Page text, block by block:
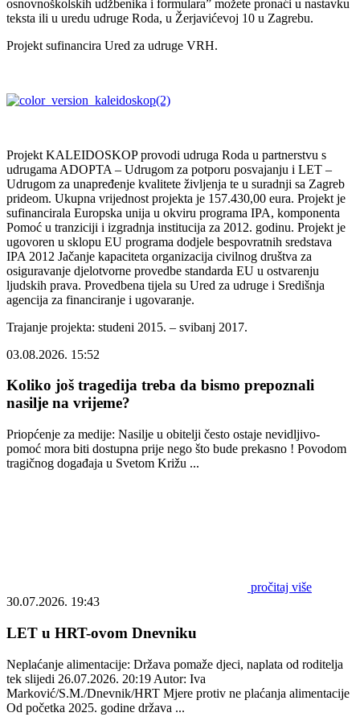
osnovnoškolskih udžbenika i formulara” možete pronaći u nastavku
teksta ili u uredu udruge Roda, u Žerjavićevoj 10 u Zagrebu.
Projekt sufinancira Ured za udruge VRH.
Projekt KALEIDOSKOP provodi udruga Roda u partnerstvu s
udrugama ADOPTA – Udrugom za potporu posvajanju i LET –
Udrugom za unapređenje kvalitete življenja te u suradnji sa Zagreb
prideom. Ukupna vrijednost projekta je 157.430,00 eura. Projekt je
sufinancirala Europska unija u okviru programa IPA, komponenta
Pomoć u tranziciji i izgradnja institucija za 2012. godinu. Projekt je
ugovoren u sklopu EU programa dodjele bespovratnih sredstava
IPA 2012 Jačanje kapaciteta organizacija civilnog društva za
osiguravanje djelotvorne provedbe standarda EU u ostvarenju
ljudskih prava. Provedbena tijela su Ured za udruge i Središnja
agencija za financiranje i ugovaranje.
Trajanje projekta: studeni 2015. – svibanj 2017.
03.08.2026. 15:52
Koliko još tragedija treba da bismo prepoznali
nasilje na vrijeme?
Priopćenje za medije: Nasilje u obitelji često ostaje nevidljivo-
pomoć mora biti dostupna prije nego što bude prekasno ! Povodom
tragičnog događaja u Svetom Križu ...
pročitaj više
30.07.2026. 19:43
LET u HRT-ovom Dnevniku
Neplaćanje alimentacije: Država pomaže djeci, naplata od roditelja
tek slijedi 26.07.2026. 20:19 Autor: Iva
Marković/S.M./Dnevnik/HRT Mjere protiv ne plaćanja alimentacije
Od početka 2025. godine država ...